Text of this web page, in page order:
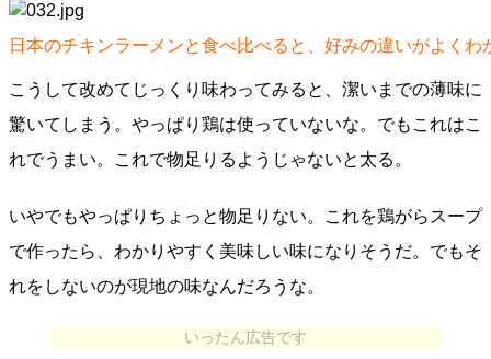
日本のチキンラーメンと食べ比べると、好みの違いがよくわ
こうして改めてじっくり味わってみると、潔いまでの薄味に
驚いてしまう。やっぱり鶏は使っていないな。でもこれはこ
れでうまい。これで物足りるようじゃないと太る。
いやでもやっぱりちょっと物足りない。これを鶏がらスープ
で作ったら、わかりやすく美味しい味になりそうだ。でもそ
れをしないのが現地の味なんだろうな。
いったん広告です